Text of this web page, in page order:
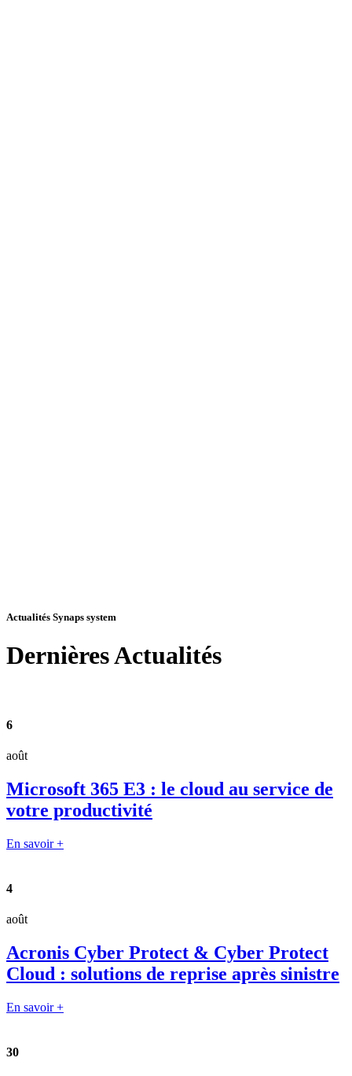
Actualités Synaps system
DernièresActualités
6
août
Microsoft 365 E3 : le cloud au service de
votre productivité
En savoir +
4
août
Acronis Cyber Protect & Cyber Protect
Cloud : solutions de reprise après sinistre
En savoir +
30